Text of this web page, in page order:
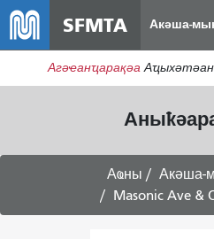
SFMTA Акәша-
Агәҽанҵарақәа
Аҩны Акәша-
Masonic Ave &